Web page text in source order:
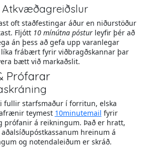
oft staðfestingar áður en niðurstöður
Fljótt 10 mínútna pósturleyfir þér að
án þess að gefa upp varanlegar
líka frábært fyrir viðbragðskannar þar
bætt við markaðslit.
Prófarar
fullir starfsmaður í forritun, elska
teymest 10minutemail fyrir
prófanir á reikningum. Það er hratt,
hreinum á
og notendaleiðum er skráð.